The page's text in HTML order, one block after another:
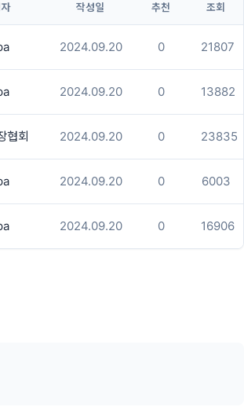
작성일 추천 조회
2024.09.20 0 21807
2024.09.20 0 13882
협회 2024.09.20 0 23835
2024.09.20 0 6003
2024.09.20 0 16906